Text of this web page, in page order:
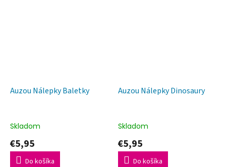
Auzou Nálepky Baletky
Skladom
€5,95
Do košíka
Auzou Nálepky Dinosaury
Skladom
€5,95
Do košíka